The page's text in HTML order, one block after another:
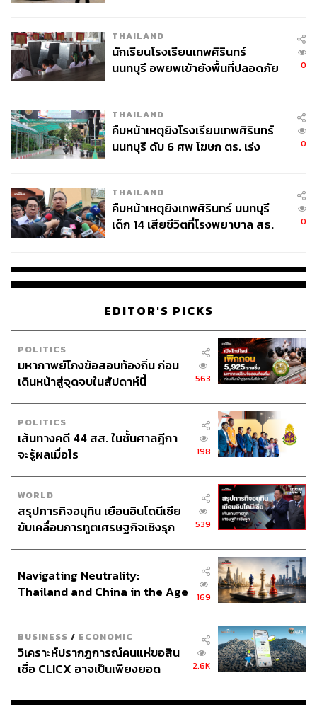
THAILAND
นักเรียนโรงเรียนเทพศิรินทร์
นนทบุรี อพยพเข้ายังพื้นที่ปลอดภัย
0
THAILAND
คืบหน้าเหตุยิงโรงเรียนเทพศิรินทร์
นนทบุรี ดับ 6 ศพ โฆษก ตร. เร่ง
0
THAILAND
คืบหน้าเหตุยิงเทพศิรินทร์ นนทบุรี
เด็ก 14 เสียชีวิตที่โรงพยาบาล สธ.
0
EDITOR'S PICKS
POLITICS
มหากาพย์โกงข้อสอบท้องถิ่น ก่อน
เดินหน้าสู่จุดจบในสัปดาห์นี้
563
POLITICS
เส้นทางคดี 44 สส. ในชั้นศาลฎีกา
จะรู้ผลเมื่อไร
198
WORLD
สรุปภารกิจอนุทิน เยือนอินโดนีเซีย
ขับเคลื่อนการทูตเศรษฐกิจเชิงรุก
539
Navigating Neutrality:
Thailand and China in the Age
169
BUSINESS / ECONOMIC
วิเคราะห์ปรากฏการณ์คนแห่ขอสิน
เชื่อ CLICX อาจเป็นเพียงยอด
เรือนไทยที่ถูกซุกไว้
2.6K